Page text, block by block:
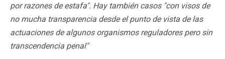
por razones de estafa". Hay también casos "con visos de
no mucha transparencia desde el punto de vista de las
actuaciones de algunos organismos reguladores pero sin
transcendencia penal"